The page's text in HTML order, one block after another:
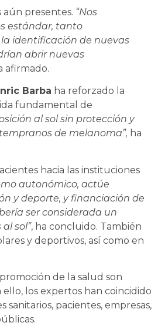
aún presentes. “Nos
estándar, tanto
identificación de nuevas
abrir nuevas
afirmado.
Barba ha reforzado la
fundamental de
al sol sin protección y
de melanoma”, ha
hacia las instituciones
autonómico, actúe
y deporte, y financiación de
ser considerada un
sol”, ha concluido. También
y deportivos, así como en
de la salud son
los expertos han coincidido
pacientes, empresas,